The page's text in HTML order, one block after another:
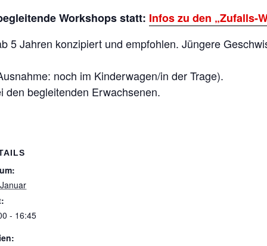
Workshops statt: Infos zu den „Zufalls-
5 Jahren konzipiert und empfohlen. Jüngere
noch im Kinderwagen/in der Trage).
den begleitenden Erwachsenen.
- 16:45